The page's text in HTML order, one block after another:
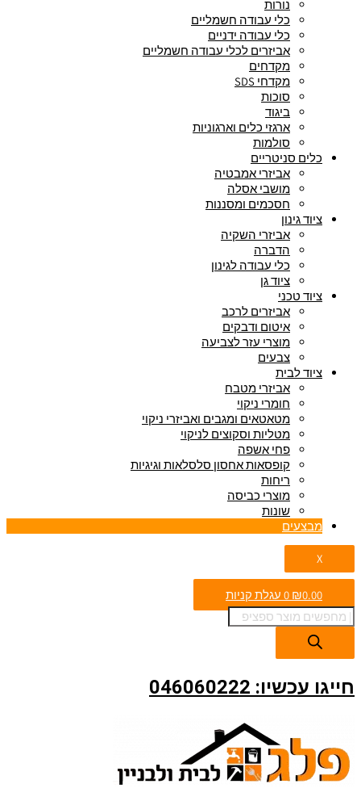
נורות
כלי עבודה חשמליים
כלי עבודה ידניים
אביזרים לכלי עבודה חשמליים
מקדחים
מקדחי SDS
סוכות
ביגוד
ארגזי כלים וארגוניות
סולמות
כלים סניטריים
אביזרי אמבטיה
מושבי אסלה
חסכמים ומסננות
ציוד גינון
אביזרי השקיה
הדברה
כלי עבודה לגינון
ציוד גן
ציוד טכני
אביזרים לרכב
איטום ודבקים
מוצרי עזר לצביעה
צבעים
ציוד לבית
אביזרי מטבח
חומרי ניקוי
מטאטאים ומגבים ואביזרי ניקוי
מטליות וסקוצים לניקוי
פחי אשפה
קופסאות אחסון סלסלאות וגיגיות
ריחות
מוצרי כביסה
שונות
מבצעים
X
₪0.00
0 עגלת קניות
חייגו עכשיו: 046060222